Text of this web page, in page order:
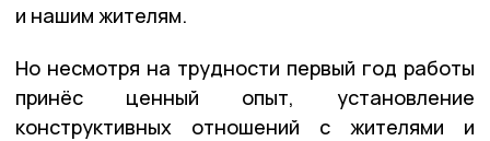
и нашим жителям.
Но несмотря на трудности первый год работы
принёс ценный опыт, установление
конструктивных отношений с жителями и